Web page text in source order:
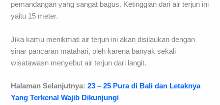
pemandangan yang sangat bagus. Ketinggian dari air terjun ini
yaitu 15 meter.
Jika kamu menikmati air terjun ini akan disilaukan dengan
sinar pancaran matahari, oleh karena banyak sekali
wisatawasn menyebut air terjun dari langit.
Halaman Selanjutnya:23 – 25 Pura di Bali dan Letaknya
Yang Terkenal Wajib Dikunjungi